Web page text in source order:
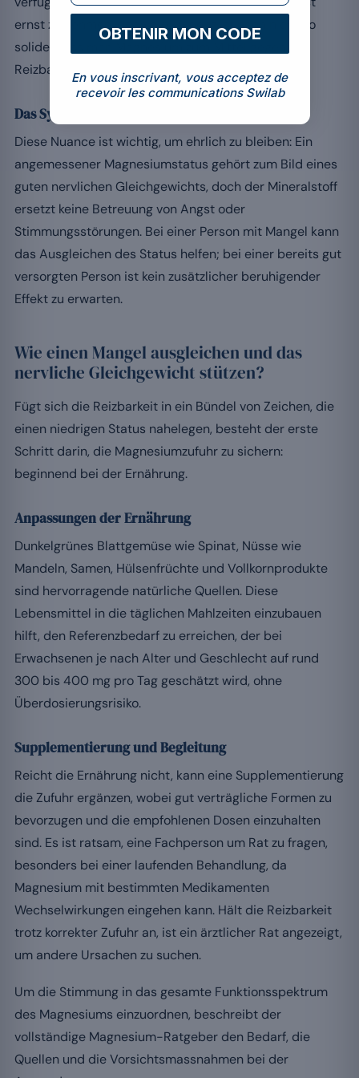
ernst zu nehmen, doch die Evidenz ist noch nicht so
solide, dass man Magnesium zum Mittel gegen
Reizbarkeit erheben könnte.
Das Symptom mit Augenmass lesen
Diese Nuance ist wichtig, um ehrlich zu bleiben: Ein
angemessener Magnesiumstatus gehört zum Bild eines
guten nervlichen Gleichgewichts, doch der Mineralstoff
ersetzt keine Betreuung von Angst oder
Stimmungsstörungen. Bei einer Person mit Mangel kann
das Ausgleichen des Status helfen; bei einer bereits gut
versorgten Person ist kein zusätzlicher beruhigender
Effekt zu erwarten.
Wie einen Mangel ausgleichen und das
nervliche Gleichgewicht stützen?
Fügt sich die Reizbarkeit in ein Bündel von Zeichen, die
einen niedrigen Status nahelegen, besteht der erste
Schritt darin, die Magnesiumzufuhr zu sichern:
beginnend bei der Ernährung.
Anpassungen der Ernährung
Dunkelgrünes Blattgemüse wie Spinat, Nüsse wie
Mandeln, Samen, Hülsenfrüchte und Vollkornprodukte
sind hervorragende natürliche Quellen. Diese
Lebensmittel in die täglichen Mahlzeiten einzubauen
hilft, den Referenzbedarf zu erreichen, der bei
Erwachsenen je nach Alter und Geschlecht auf rund
300 bis 400 mg pro Tag geschätzt wird, ohne
Überdosierungsrisiko.
Supplementierung und Begleitung
Reicht die Ernährung nicht, kann eine Supplementierung
die Zufuhr ergänzen, wobei gut verträgliche Formen zu
bevorzugen und die empfohlenen Dosen einzuhalten
sind. Es ist ratsam, eine Fachperson um Rat zu fragen,
besonders bei einer laufenden Behandlung, da
Magnesium mit bestimmten Medikamenten
Wechselwirkungen eingehen kann. Hält die Reizbarkeit
trotz korrekter Zufuhr an, ist ein ärztlicher Rat angezeigt,
um andere Ursachen zu suchen.
Um die Stimmung in das gesamte Funktionsspektrum
des Magnesiums einzuordnen, beschreibt der
vollständige Magnesium-Ratgeber den Bedarf, die
Quellen und die Vorsichtsmassnahmen bei der
OBTENIR MON CODE
En vous inscrivant, vous acceptez de
recevoir les communications Swilab